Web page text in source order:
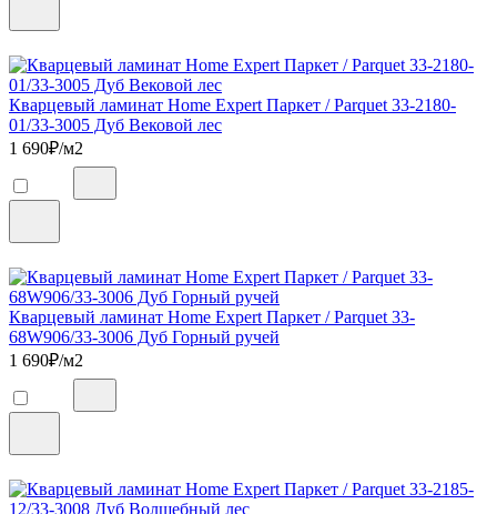
Кварцевый ламинат Home Expert Паркет / Parquet 33-2180-
01/33-3005 Дуб Вековой лес
1 690₽/м2
Кварцевый ламинат Home Expert Паркет / Parquet 33-
68W906/33-3006 Дуб Горный ручей
1 690₽/м2